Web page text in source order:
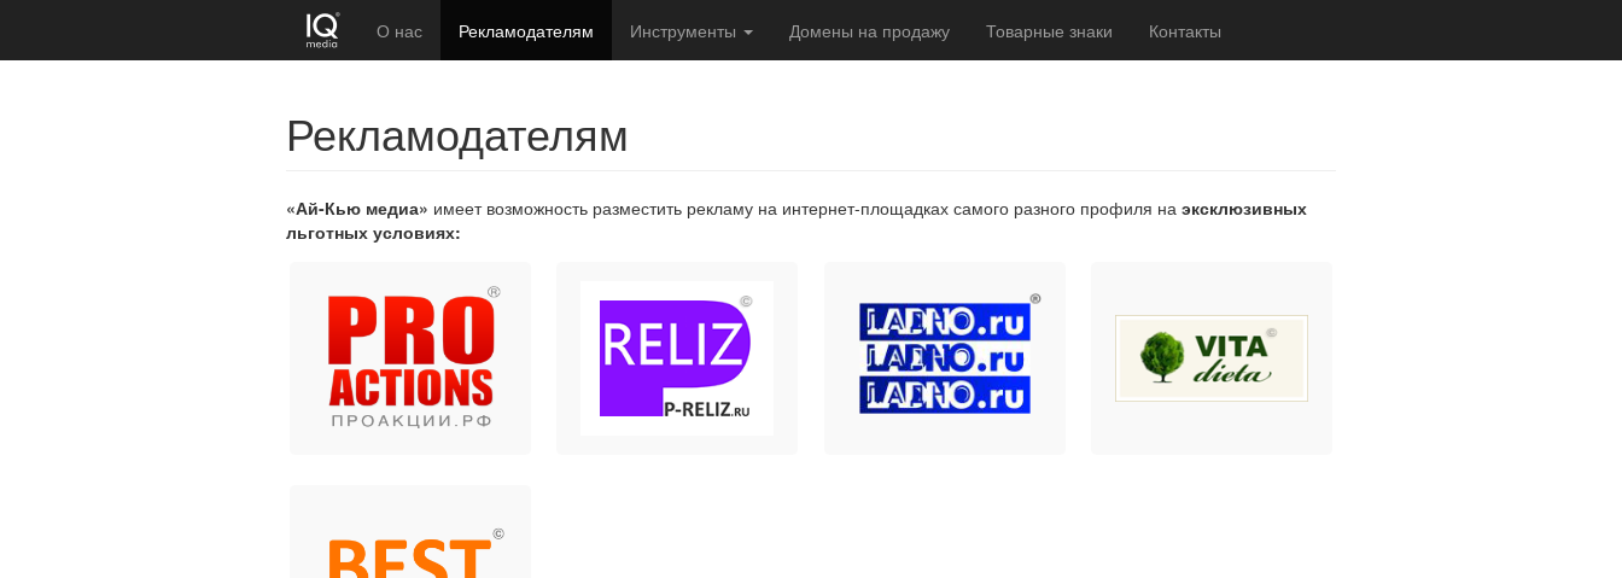
О нас Рекламодателям Инструменты Домены на продажу Товарные знаки Контакты
Рекламодателям
«Ай-Кью медиа» имеет возможность разместить рекламу на интернет-площадках самого разного профиля на эксклюзивных
льготных условиях: